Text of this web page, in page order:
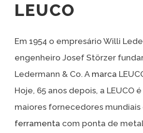
LEUCO
Em 1954 o empresário Willi
engenheiro Josef Störzer
Ledermann & Co. A marca
Hoje, 65 anos depois, a LEUCO
maiores fornecedores mundiais
ferramenta com ponta de